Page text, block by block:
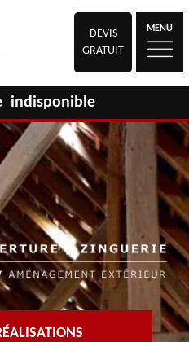
DEVIS
GRATUIT
MENU
indisponible